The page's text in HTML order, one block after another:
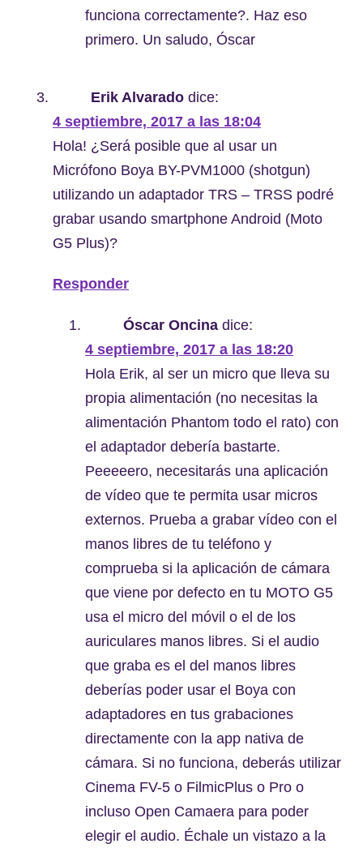
funciona correctamente?. Haz eso
primero. Un saludo, Óscar
Erik Alvarado dice:
4 septiembre, 2017 a las 18:04
Hola! ¿Será posible que al usar un
Micrófono Boya BY-PVM1000 (shotgun)
utilizando un adaptador TRS – TRSS podré
grabar usando smartphone Android (Moto
G5 Plus)?
Responder
Óscar Oncina dice:
4 septiembre, 2017 a las 18:20
Hola Erik, al ser un micro que lleva su
propia alimentación (no necesitas la
alimentación Phantom todo el rato) con
el adaptador debería bastarte.
Peeeeero, necesitarás una aplicación
de vídeo que te permita usar micros
externos. Prueba a grabar vídeo con el
manos libres de tu teléfono y
comprueba si la aplicación de cámara
que viene por defecto en tu MOTO G5
usa el micro del móvil o el de los
auriculares manos libres. Si el audio
que graba es el del manos libres
deberías poder usar el Boya con
adaptadores en tus grabaciones
directamente con la app nativa de
cámara. Si no funciona, deberás utilizar
Cinema FV-5 o FilmicPlus o Pro o
incluso Open Camaera para poder
elegir el audio. Échale un vistazo a la